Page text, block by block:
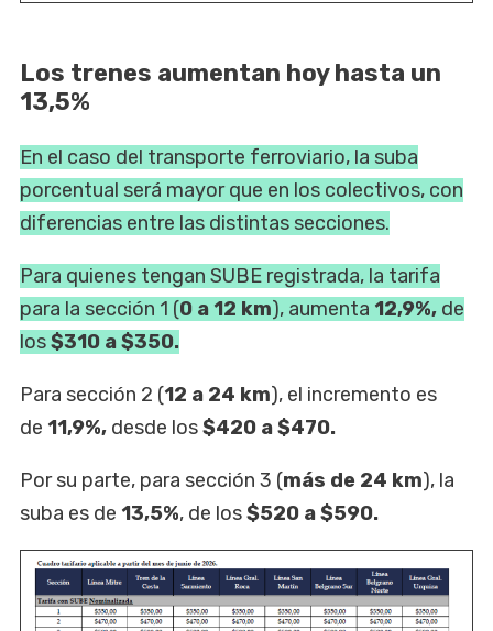
Los trenes aumentan hoy hasta un
13,5%
En el caso del transporte ferroviario, la suba
porcentual será mayor que en los colectivos, con
diferencias entre las distintas secciones.
Para quienes tengan SUBE registrada, la tarifa
para la sección 1 (0 a 12 km), aumenta 12,9%, de
los$310 a $350.
Para sección 2 (12 a 24 km), el incremento es
de 11,9%, desde los$420 a $470.
Por su parte, para sección 3 (más de 24 km), la
suba es de 13,5%, de los$520 a $590.